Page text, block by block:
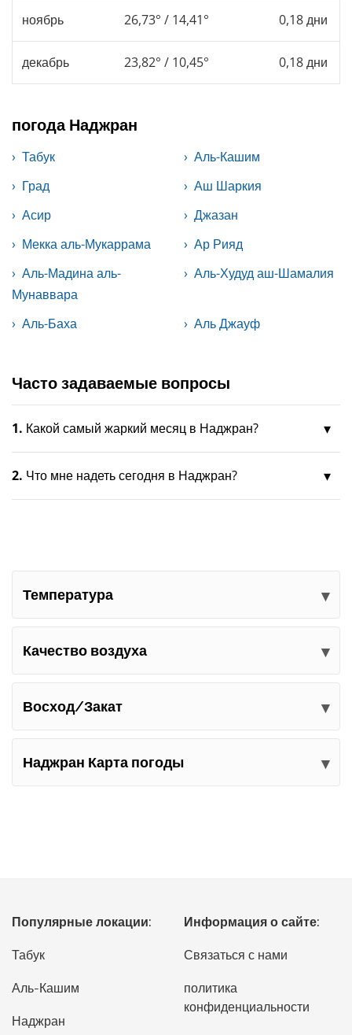
ноябрь 26,73° / 14,41° 0,18 дни
декабрь 23,82° / 10,45° 0,18 дни
погода Наджран
Табук
Аль-Кашим
Град
Аш Шаркия
Асир
Джазан
Мекка аль-Мукаррама
Ар Рияд
Аль-Мадина аль-
Мунаввара
Аль-Худуд аш-Шамалия
Аль-Баха Аль Джауф
Часто задаваемые вопросы
1. Какой самый жаркий месяц в Наджран?
2. Что мне надеть сегодня в Наджран?
Температура
Качество воздуха
Восход/Закат
Наджран Карта погоды
Популярные локации:
Табук
Аль-Кашим
Наджран
Информация о сайте:
Связаться с нами
политика
конфиденциальности